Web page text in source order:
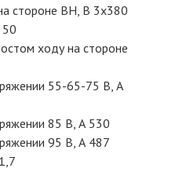
стороне ВН, В 3х380
50
ходу на стороне
55-65-75 В, А
85 В, А 530
95 В, А 487